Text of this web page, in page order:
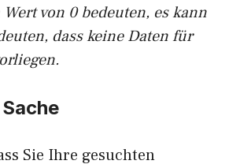
von 0 bedeuten, es kann
dass keine Daten für
Sie Ihre gesuchten